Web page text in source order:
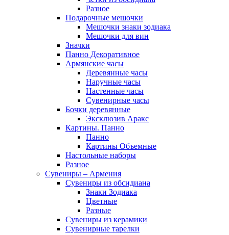
Разное
Подарочные мешочки
Мешочки знаки зодиака
Мешочки для вин
Значки
Панно Декоративное
Армянские часы
Деревянные часы
Наручные часы
Настенные часы
Сувенирные часы
Бочки деревянные
Эксклюзив Аракс
Картины. Панно
Панно
Картины Объемные
Настольные наборы
Разное
Сувениры – Армения
Сувениры из обсидиана
Знаки Зодиака
Цветные
Разные
Сувениры из керамики
Сувенирные тарелки